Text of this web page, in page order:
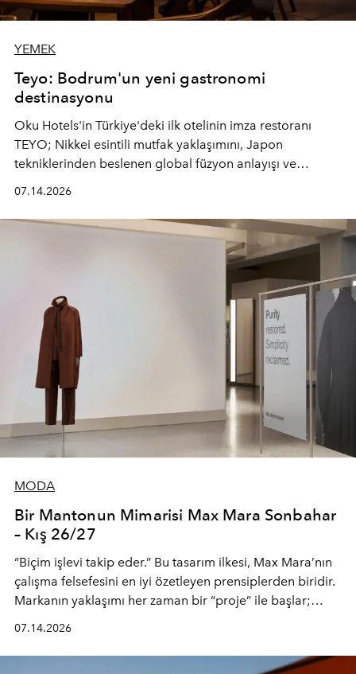
YEMEK
Teyo: Bodrum'un yeni gastronomi
destinasyonu
Oku Hotels'in Türkiye'deki ilk otelinin imza restoranı
TEYO; Nikkei esintili mutfak yaklaşımını, Japon
tekniklerinden beslenen global füzyon anlayışı ve
07.14.2026
MODA
Bir Mantonun Mimarisi Max Mara Sonbahar
– Kış 26/27
“Biçim işlevi takip eder.” Bu tasarım ilkesi, Max Mara’nın
çalışma felsefesini en iyi özetleyen prensiplerden biridir.
Markanın yaklaşımı her zaman bir “proje” ile başlar;
(savoir-faire) buluşan parçalara dönüştürmek.
07.14.2026